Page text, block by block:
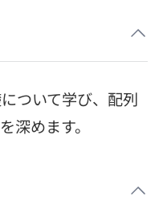
ついて学び、配列
深めます。